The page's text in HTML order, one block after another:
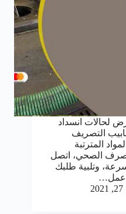
لحالات انسداد
التصريف
المترتبة
الصحي، اتصل
وتلبية طلبك
عمل…